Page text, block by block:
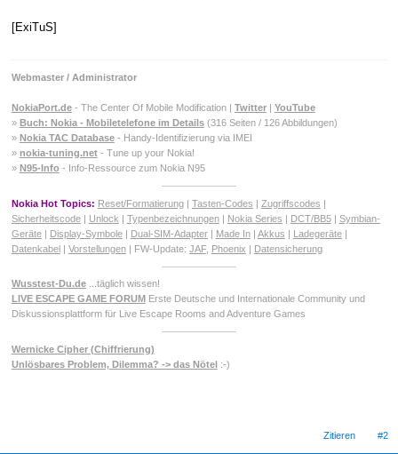
[ExiTuS]
Webmaster / Administrator
NokiaPort.de- The Center Of Mobile Modification | Twitter| YouTube
» Buch: Nokia - Mobiletelefone im Details(316 Seiten / 126 Abbildungen)
» Nokia TAC Database- Handy-Identifizierung via IMEI
» nokia-tuning.net- Tune up your Nokia!
» N95-Info - Info-Ressource zum Nokia N95
Nokia Hot Topics: Reset/Formatierung| Tasten-Codes | Zugriffscodes |
Sicherheitscode| Unlock | Typenbezeichnungen| Nokia Series | DCT/BB5| Symbian-
Geräte| Display-Symbole| Dual-SIM-Adapter| Made In| Akkus | Ladegeräte|
Datenkabel| Vorstellungen| FW-Update: JAF, Phoenix | Datensicherung
Wusstest-Du.de...täglich wissen!
LIVE ESCAPE GAME FORUM Erste Deutsche und Internationale Community und
Diskussionsplattform für Live Escape Rooms and Adventure Games
Wernicke Cipher (Chiffrierung)
Unlösbares Problem, Dilemma? -> das Nötel :-)
Zitieren #2